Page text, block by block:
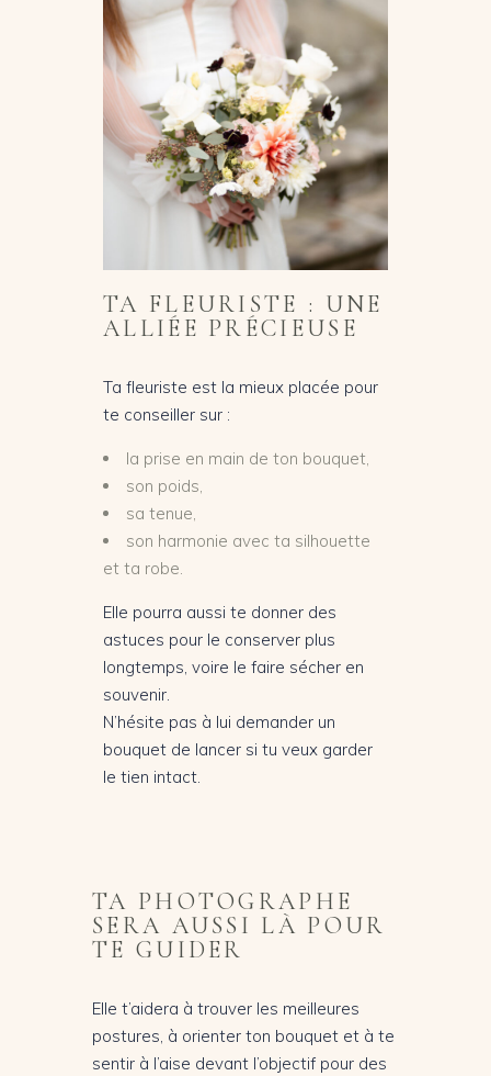
TA FLEURISTE : UNE
ALLIÉE PRÉCIEUSE
Ta fleuriste est la mieux placée pour
te conseiller sur :
la prise en main de ton bouquet,
son poids,
sa tenue,
son harmonie avec ta silhouette
et ta robe.
Elle pourra aussi te donner des
astuces pour le conserver plus
longtemps, voire le faire sécher en
souvenir.
N’hésite pas à lui demander un
bouquet de lancer si tu veux garder
le tien intact.
TA PHOTOGRAPHE
SERA AUSSI LÀ POUR
TE GUIDER
Elle t’aidera à trouver les meilleures
postures, à orienter ton bouquet et à te
sentir à l’aise devant l’objectif pour des